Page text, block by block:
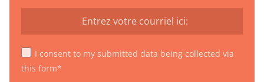
I consent to my submitted data being collected via
this form*